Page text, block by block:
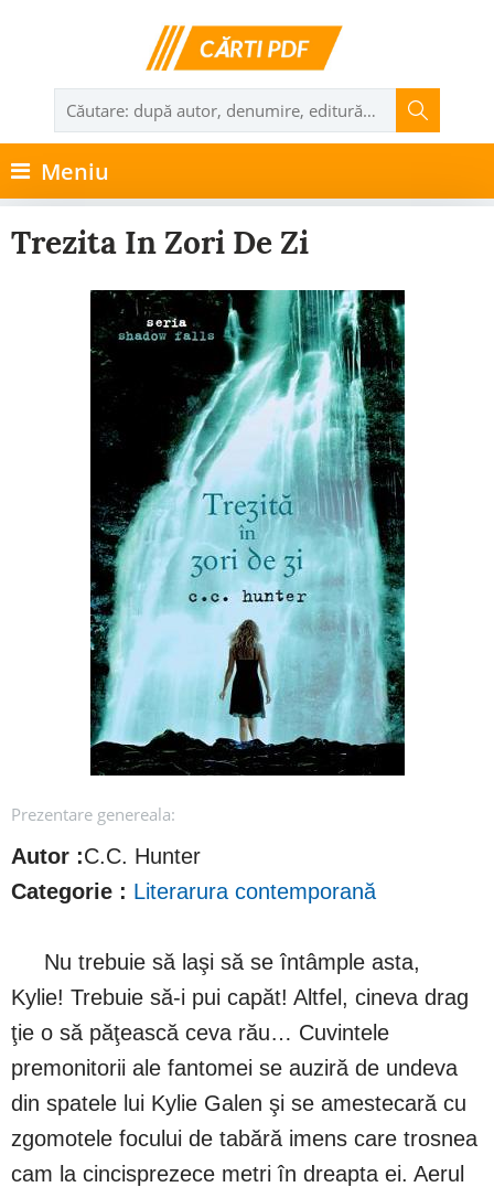
Meniu
Trezita In Zori De Zi
Prezentare genereala:
Autor :C.C. Hunter
Categorie : Literarura contemporană
Nu trebuie să laşi să se întâmple asta,
Kylie! Trebuie să-i pui capăt! Altfel, cineva drag
ţie o să păţească ceva rău… Cuvintele
premonitorii ale fantomei se auziră de undeva
din spatele lui Kylie Galen şi se amestecară cu
zgomotele focului de tabără imens care trosnea
cam la cincisprezece metri în dreapta ei. Aerul